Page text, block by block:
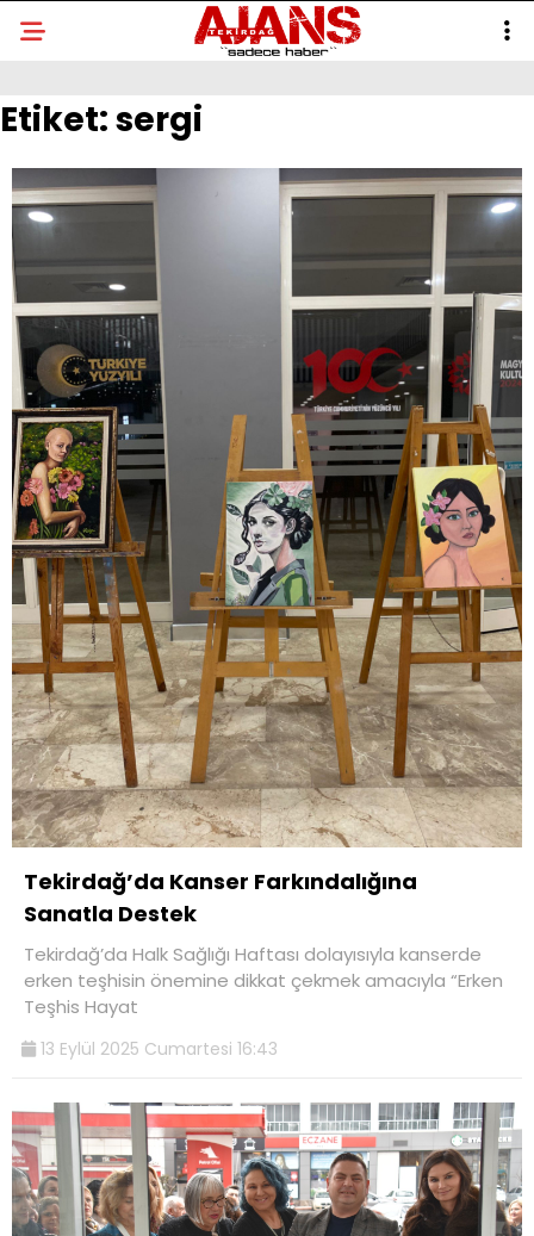
Etiket:sergi
Tekirdağ’da Kanser Farkındalığına
Sanatla Destek
Tekirdağ’da Halk Sağlığı Haftası dolayısıyla kanserde
erken teşhisin önemine dikkat çekmek amacıyla “Erken
Teşhis Hayat
13 Eylül 2025 Cumartesi 16:43